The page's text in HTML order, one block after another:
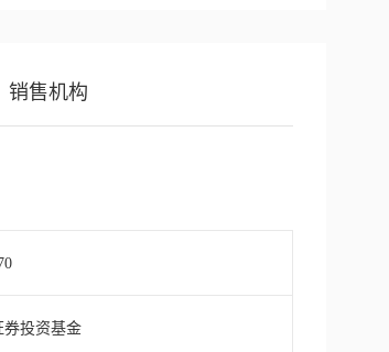
销售机构
券投资基金